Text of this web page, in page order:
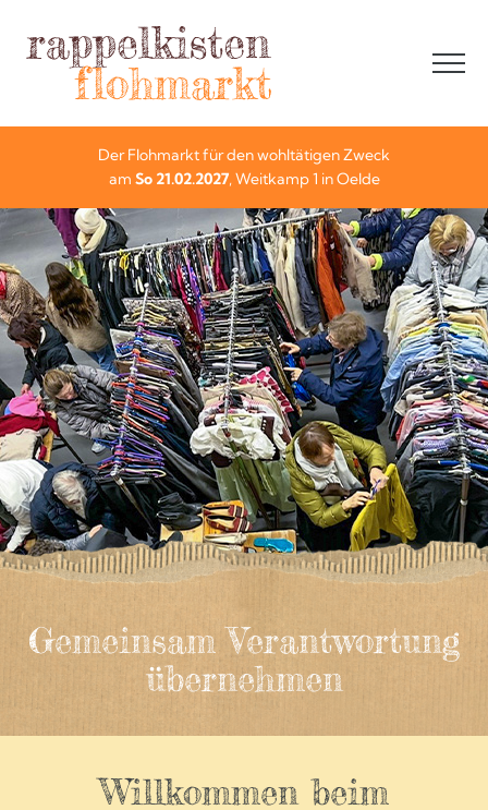
Gemeinsam Verantwortung
übernehmen
Der Flohmarkt für den wohltätigen Zweck
am So 21.02.2027, Weitkamp 1 in Oelde
Willkommen beim